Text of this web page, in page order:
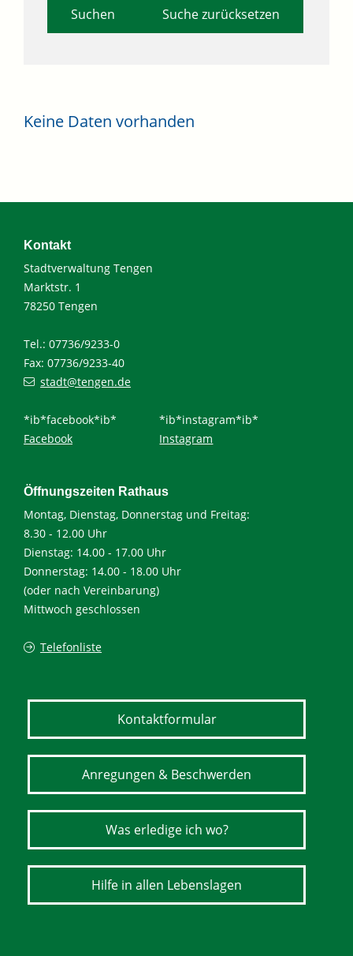
Suche zurücksetzen
Keine Daten vorhanden
Kontakt
Stadtverwaltung Tengen
Marktstr. 1
78250 Tengen
Tel.: 07736/9233-0
Fax: 07736/9233-40
stadt@tengen.de
*ib*facebook*ib*
Facebook
*ib*instagram*ib*
Instagram
Öffnungszeiten Rathaus
Montag, Dienstag, Donnerstag und Freitag:
8.30 - 12.00 Uhr
Dienstag: 14.00 - 17.00 Uhr
Donnerstag: 14.00 - 18.00 Uhr
(oder nach Vereinbarung)
Mittwoch geschlossen
Telefonliste
Kontaktformular
Anregungen & Beschwerden
Was erledige ich wo?
Hilfe in allen Lebenslagen